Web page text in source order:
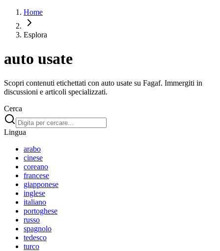
Home
Esplora
auto usate
Scopri contenuti etichettati con auto usate su Fagaf. Immergiti in
discussioni e articoli specializzati.
Cerca
Lingua
arabo
cinese
coreano
francese
giapponese
inglese
italiano
portoghese
russo
spagnolo
tedesco
turco